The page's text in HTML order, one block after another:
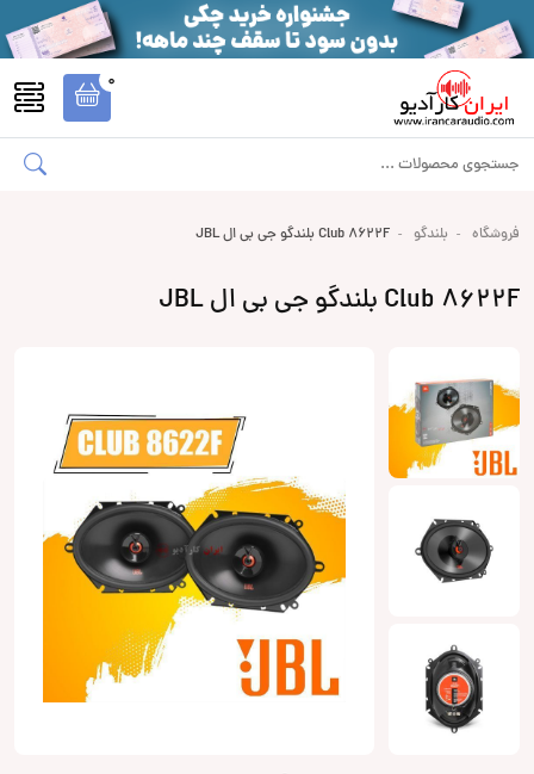
0
فروشگاه بلندگو Club 8622F بلندگو جی بی ال JBL
Club 8622F بلندگو جی بی ال JBL